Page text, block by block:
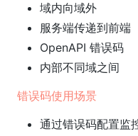
域内向域外
服务端传递到前端
OpenAPI 错误码
内部不同域之间
错误码使用场景
通过错误码配置监